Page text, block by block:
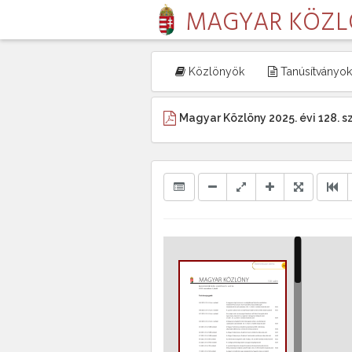
MAGYAR
Közlönyök Tanúsítványok
Magyar Közlöny 2025. évi 128.